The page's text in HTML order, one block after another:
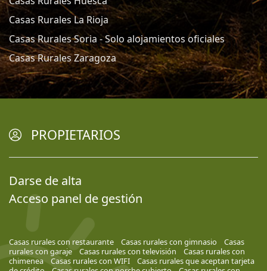
Casas Rurales La Rioja
Casas Rurales Soria - Solo alojamientos oficiales
Casas Rurales Zaragoza
PROPIETARIOS
Darse de alta
Acceso panel de gestión
Casas rurales con restaurante Casas rurales con gimnasio
Casas
rurales con garaje
Casas rurales con televisión
Casas rurales con
chimenea
Casas rurales con WIFI
Casas rurales que aceptan tarjeta